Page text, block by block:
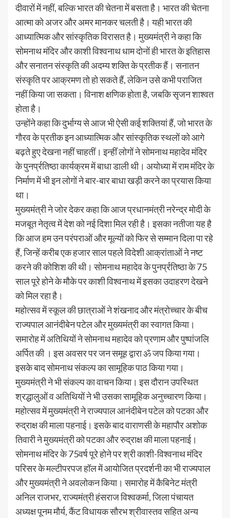
दीवारों में नहीं, बल्कि भारत की चेतना में बसता है। भारत की चेतना
आत्मा को अजर और अमर मानकर चलती है। यही भारत की
आध्यात्मिक और सांस्कृतिक विरासत है। मुख्यमंत्री ने कहा कि
सोमनाथ मंदिर और काशी विश्वनाथ धाम दोनों ही भारत के इतिहास
और सनातन संस्कृति की अदम्य शक्ति के प्रतीक हैं। सनातन
संस्कृति पर आक्रमण तो हो सकते हैं, लेकिन उसे कभी पराजित
नहीं किया जा सकता। विनाश क्षणिक होता है, जबकि सृजन शाश्वत
होता है।
उन्होंने कहा कि दुर्भाग्य से आज भी ऐसी कई शक्तियां हैं, जो भारत के
गौरव के प्रतीक इन आध्यात्मिक और सांस्कृतिक स्थलों को आगे
बढ़ते हुए देखना नहीं चाहतीं। इन्हींं लोगों ने सोमनाथ महादेव मंदिर
के पुनर्प्रतिष्ठा कार्यक्रम में बाधा डाली थी। अयोध्या में राम मंदिर के
निर्माण में भी इन लोगों ने बार-बार बाधा खड़ी करने का प्रयास किया
था।
मुख्यमंत्री ने जोर देकर कहा कि आज प्रधानमंत्री नरेन्द्र मोदी के
मजबूत नेतृत्व में देश को नई दिशा मिल रही है। इसका नतीजा यह है
कि आज हम उन परंपराओं और मूल्यों को फिर से सम्मान दिला पा रहे
हैं, जिन्हें करीब एक हजार साल पहले विदेशी आक्रांताओं ने नष्ट
करने की कोशिश की थी। सोमनाथ महादेव के पुनर्प्रतिष्ठा के 75
साल पूरे होने के मौके पर काशी विश्वनाथ में इसका उदाहरण देखने
को मिल रहा है।
महोत्सव में स्कूल की छात्राओं ने शंखनाद और मंत्रोच्चार के बीच
राज्यपाल आनंदीबेन पटेल और मुख्यमंत्री का स्वागत किया।
समारोह में अतिथियों ने सोमनाथ महादेव को प्रणाम और पुष्पांजलि
अर्पित की । इस अवसर पर जन समूह द्वारा ॐ जप किया गया।
इसके बाद सोमनाथ संकल्प का सामूहिक पाठ किया गया।
मुख्यमंत्री ने भी संकल्प का वाचन किया। इस दौरान उपस्थित
श्रद्धालुओं व अतिथियों ने भी उसका सामूहिक अनुच्चारण किया।
महोत्सव में मुख्यमंत्री ने राज्यपाल आनंदीबेन पटेल को पटका और
रुद्राक्ष की माला पहनाई। इसके बाद वाराणसी के महापौर अशोक
तिवारी ने मुख्यमंत्री को पटका और रुद्राक्ष की माला पहनाई।
सोमनाथ मंदिर के 75वर्ष पूरे होने पर श्री काशी-विश्वनाथ मंदिर
परिसर के मल्टीपरपज हॉल में आयोजित प्रदर्शनी का भी राज्यपाल
और मुख्यमंत्री ने अवलोकन किया। समारोह में कैबिनेट मंत्री
अनिल राजभर, राज्यमंत्री हंसराज विश्वकर्मा, जिला पंचायत
अध्यक्ष पूनम मौर्य, कैंट विधायक सौरभ श्रीवास्तव सहित अन्य